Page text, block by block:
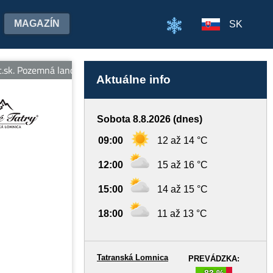
MAGAZÍN SK
lanovka na Hrebienok v prevádzke denne od 7:00 do
Aktuálne info
Sobota 8.8.2026 (dnes)
09:00 12 až 14 °C
12:00 15 až 16 °C
15:00 14 až 15 °C
18:00 11 až 13 °C
PREVÁDZKA:
Tatranská Lomnica